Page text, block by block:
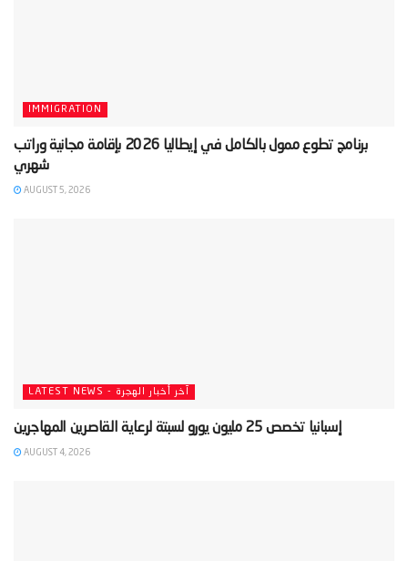
IMMIGRATION
‫برنامج تطوع ممول بالكامل في إيطاليا 2026 بإقامة مجانية وراتب
شهري‬
AUGUST 5, 2026
LATEST NEWS - آخر أخبار الهجرة
AUGUST 4, 2026